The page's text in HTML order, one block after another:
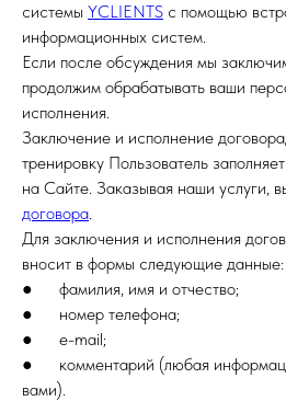
системы YCLIENTS с помощью
информационных систем.
Если после обсуждения мы
продолжим обрабатывать ваши
исполнения.
Заключение и исполнение
тренировку Пользователь
на Сайте. Заказывая наши услуги,
договора.
Для заключения и исполнения
вносит в формы следующие данные:
● фамилия, имя и отчество;
● номер телефона;
● e-mail;
● комментарий (любая
вами).